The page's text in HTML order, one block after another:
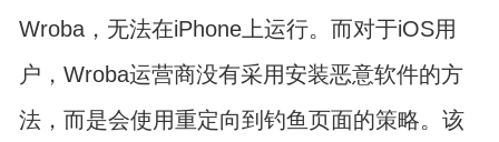
Wroba，无法在iPhone上运行。而对于iOS用
户，Wroba运营商没有采用安装恶意软件的方
法，而是会使用重定向到钓鱼页面的策略。该